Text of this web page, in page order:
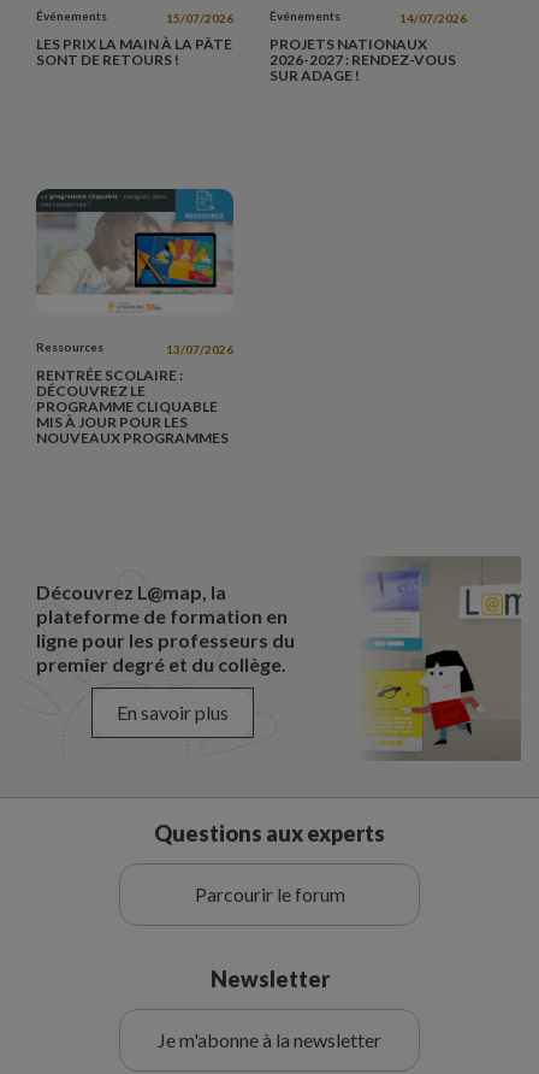
Événements 15/07/2026
LES PRIX LA MAIN À LA PÂTE
SONT DE RETOURS !
Événements 14/07/2026
PROJETS NATIONAUX
2026-2027 : RENDEZ-VOUS
SUR ADAGE !
Ressources 13/07/2026
RENTRÉE SCOLAIRE :
DÉCOUVREZ LE
PROGRAMME CLIQUABLE
MIS À JOUR POUR LES
NOUVEAUX PROGRAMMES
Découvrez L@map, la
plateforme de formation en
ligne pour les professeurs du
premier degré et du collège.
En savoir plus
Questions aux experts
Parcourir le forum
Newsletter
Je m'abonne à la newsletter